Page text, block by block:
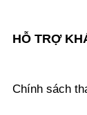
HỖ TRỢ
Chính sách